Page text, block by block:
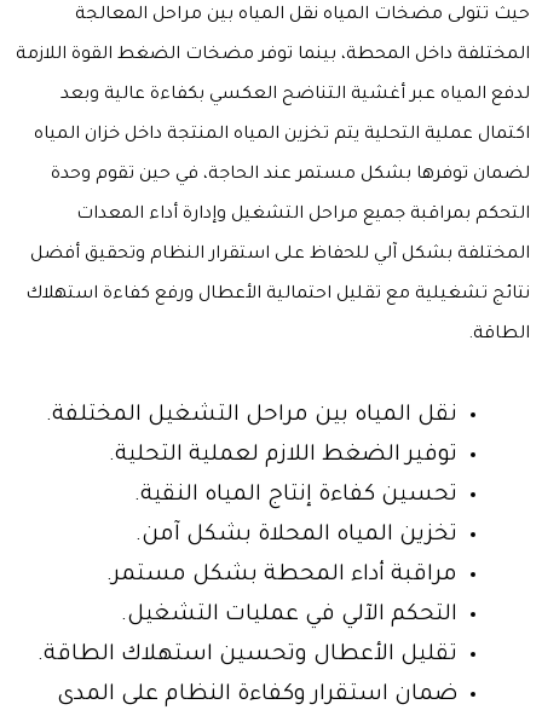
حيث تتولى مضخات المياه نقل المياه بين مراحل المعالجة
المختلفة داخل المحطة، بينما توفر مضخات الضغط القوة اللازمة
لدفع المياه عبر أغشية التناضح العكسي بكفاءة عالية وبعد
اكتمال عملية التحلية يتم تخزين المياه المنتجة داخل خزان المياه
لضمان توفرها بشكل مستمر عند الحاجة، في حين تقوم وحدة
التحكم بمراقبة جميع مراحل التشغيل وإدارة أداء المعدات
المختلفة بشكل آلي للحفاظ على استقرار النظام وتحقيق أفضل
نتائج تشغيلية مع تقليل احتمالية الأعطال ورفع كفاءة استهلاك
الطاقة.
نقل المياه بين مراحل التشغيل المختلفة.
توفير الضغط اللازم لعملية التحلية.
تحسين كفاءة إنتاج المياه النقية.
تخزين المياه المحلاة بشكل آمن.
مراقبة أداء المحطة بشكل مستمر.
التحكم الآلي في عمليات التشغيل.
تقليل الأعطال وتحسين استهلاك الطاقة.
ضمان استقرار وكفاءة النظام على المدى